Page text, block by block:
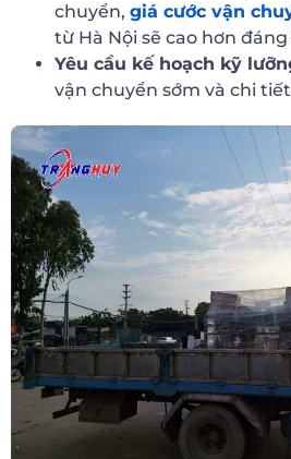
chuyển, giá cước vận
từ Hà Nội sẽ cao hơn đáng
Yêu cầu kế hoạch kỹ
vận chuyển sớm và chi